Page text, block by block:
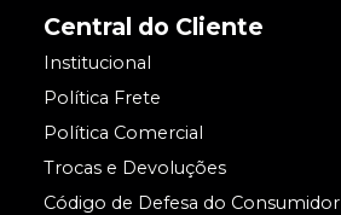
Central do Cliente
Institucional
Política Frete
Política Comercial
Trocas e Devoluções
Código de Defesa do Consumidor